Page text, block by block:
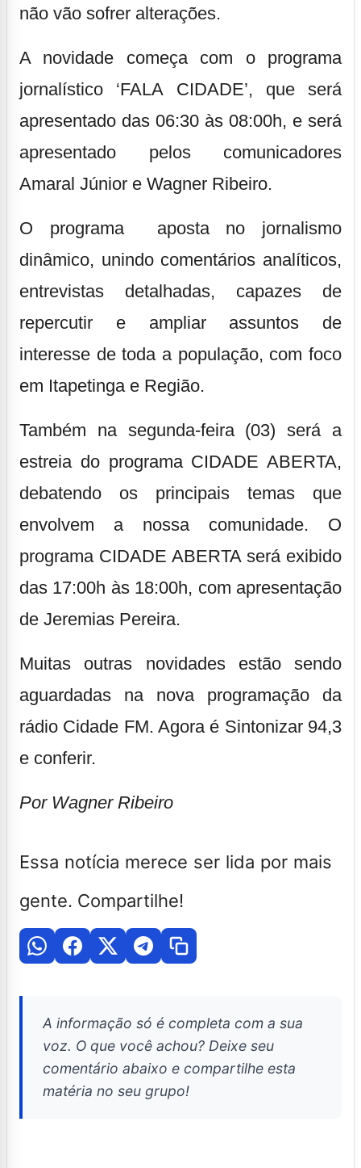
não vão sofrer alterações.
A novidade começa com o programa
jornalístico ‘FALA CIDADE’, que será
apresentado das 06:30 às 08:00h, e será
apresentado pelos comunicadores
Amaral Júnior e Wagner Ribeiro.
O programa aposta no jornalismo
dinâmico, unindo comentários analíticos,
entrevistas detalhadas, capazes de
repercutir e ampliar assuntos de
interesse de toda a população, com foco
em Itapetinga e Região.
Também na segunda-feira (03) será a
estreia do programa CIDADE ABERTA,
debatendo os principais temas que
envolvem a nossa comunidade. O
programa CIDADE ABERTA será exibido
das 17:00h às 18:00h, com apresentação
de Jeremias Pereira.
Muitas outras novidades estão sendo
aguardadas na nova programação da
rádio Cidade FM. Agora é Sintonizar 94,3
e conferir.
Por Wagner Ribeiro
Essa notícia merece ser lida por mais
gente. Compartilhe!
A informação só é completa com a sua
voz. O que você achou? Deixe seu
comentário abaixo e compartilhe esta
matéria no seu grupo!